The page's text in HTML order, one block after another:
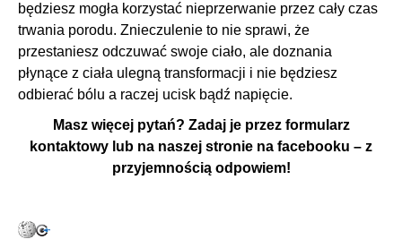
będziesz mogła korzystać nieprzerwanie przez cały czas
trwania porodu. Znieczulenie to nie sprawi, że
przestaniesz odczuwać swoje ciało, ale doznania
płynące z ciała ulegną transformacji i nie będziesz
odbierać bólu a raczej ucisk bądź napięcie.
Masz więcej pytań? Zadaj je przez formularz
kontaktowy lub na naszej stronie na facebooku – z
przyjemnością odpowiem!